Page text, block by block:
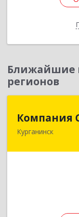
Ближайшие
регионов
Компания
Курганинск
352430,